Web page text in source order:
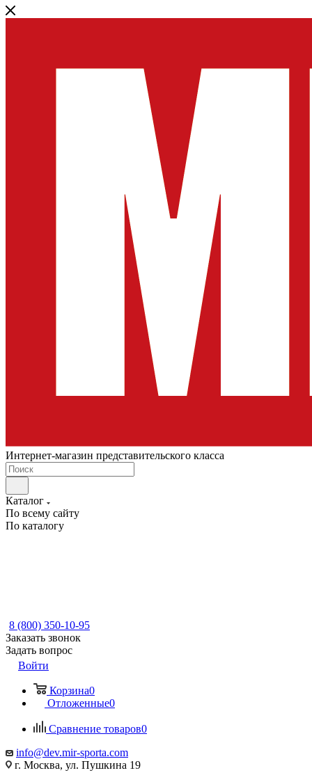
Интернет-магазин представительского класса
Каталог
По всему сайту
По каталогу
8 (800) 350-10-95
Заказать звонок
Задать вопрос
Войти
Корзина0
Отложенные0
Сравнение товаров0
info@dev.mir-sporta.com
г. Москва, ул. Пушкина 19